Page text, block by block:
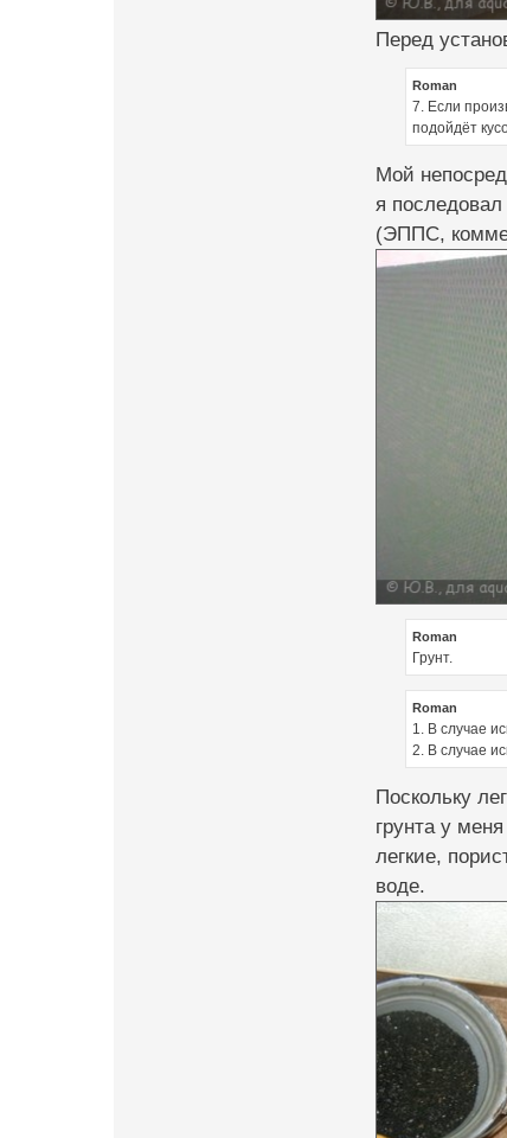
Перед
Roman
7. Если
подойдёт
Мой
я последовал
(ЭППС,
Roman
Грунт.
Roman
1. В случае
2. В случае
Поскольку
грунта у
легкие,
воде.